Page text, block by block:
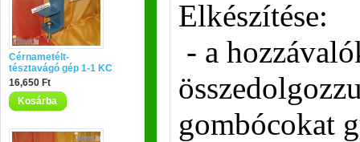
Cérnametélt-
tésztavágó gép 1-1 KC
16,650 Ft
Kosárba
Elkészítése:
- a
gombócokat